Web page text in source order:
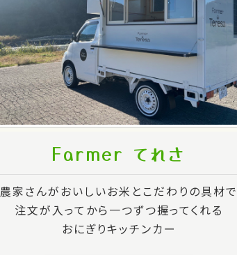
Farmer てれさ
農家さんがおいしいお米とこだわりの具材で
注文が入ってから一つずつ握ってくれる
おにぎりキッチンカー